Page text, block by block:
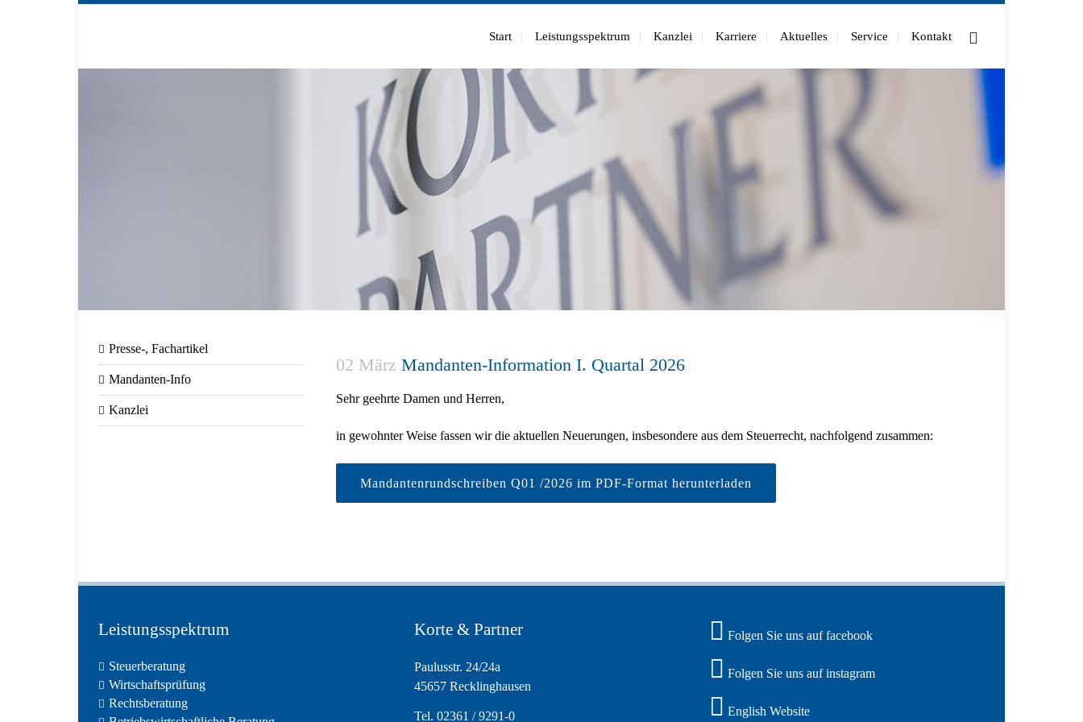
Start Leistungsspektrum Kanzlei Karriere Aktuelles Service Kontakt
Presse-, Fachartikel
Mandanten-Info
Kanzlei
02 März Mandanten-Information I. Quartal 2026
Sehr geehrte Damen und Herren,
in gewohnter Weise fassen wir die aktuellen Neuerungen, insbesondere aus dem Steuerrecht, nachfolgend zusammen:
Mandantenrundschreiben Q01 /2026 im PDF-Format herunterladen
Leistungsspektrum
Steuerberatung
Wirtschaftsprüfung
Rechtsberatung
Korte & Partner
Paulusstr. 24/24a
45657 Recklinghausen
Tel. 02361 / 9291-0
Folgen Sie uns auf facebook
Folgen Sie uns auf instagram
English Website